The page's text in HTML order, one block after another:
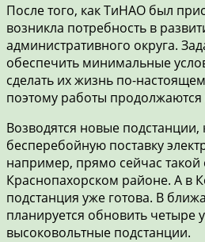
После того, как ТиНАО был
возникла потребность в
административного округа.
обеспечить минимальные
сделать их жизнь по-
поэтому работы продолжаются
Возводятся новые
бесперебойную поставку
например, прямо сейчас такой
Краснопахорском районе. А в
подстанция уже готова. В
планируется обновить четыре
высоковольтные подстанции.